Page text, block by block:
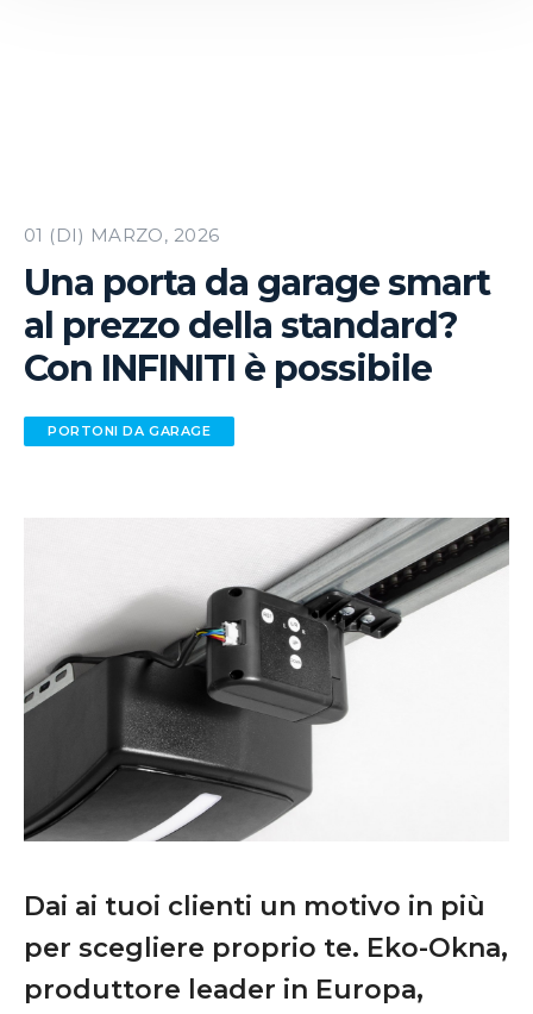
01 (DI) MARZO, 2026
Una porta da garage smart
al prezzo della standard?
Con INFINITI è possibile
PORTONI DA GARAGE
Dai ai tuoi clienti un motivo in più
per scegliere proprio te. Eko-Okna,
produttore leader in Europa,